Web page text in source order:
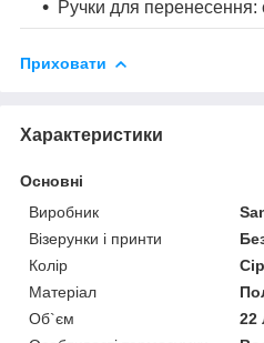
Ручки для перенесення:
Приховати
Характеристики
Основні
Виробник
Візерунки і принти
Колір
Матеріал
Об`єм
22